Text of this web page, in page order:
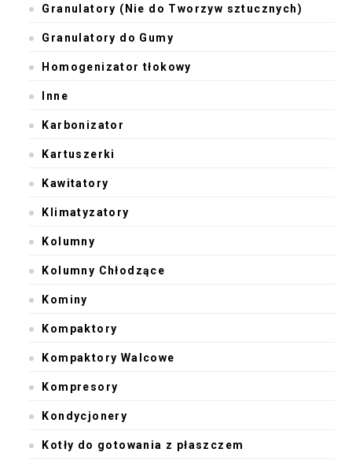
Granulatory (Nie do Tworzyw sztucznych)
Granulatory do Gumy
Homogenizator tłokowy
Inne
Karbonizator
Kartuszerki
Kawitatory
Klimatyzatory
Kolumny
Kolumny Chłodzące
Kominy
Kompaktory
Kompaktory Walcowe
Kompresory
Kondycjonery
Kotły do gotowania z płaszczem